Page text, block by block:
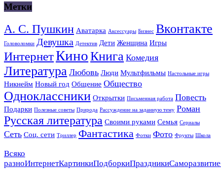
Метки
А. С. Пушкин Аватарка Аксессуары Бизнес Вконтакте
Головоломки Девушка Детектив Дети Женщина Игры
ИнтернетКиноКнига Комедия
Литература Любовь Люди Мультфильмы Настольные игры
Никнейм Новый год Общение Общество
Одноклассники Открытки Письменная работа Повесть
Подарки Полезные советы Природа Рассуждение на заданную тему Роман
Русская литература Своими руками Семья Сериалы
Сеть Соц. сети Триллер Фантастика Фотки Фото Фрукты Школа
Всяко
разноИнтернетКартинкиПодборкиПраздникиСаморазвитие